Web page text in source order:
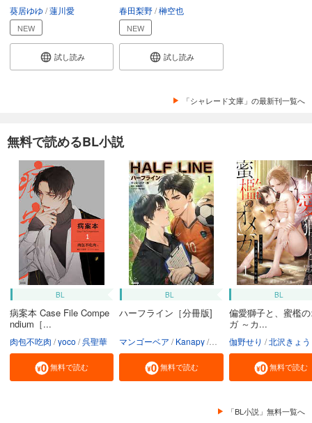
葵居ゆゆ 蓮川愛
NEW
試し読み
春田梨野 榊空也
NEW
試し読み
「シャレード文庫」の最新刊一覧へ
無料で読めるBL小説
BL
病案本 Case File Compe
ndium［...
肉包不吃肉 yoco 呉聖華
無料で読む
BL
ハーフライン［分冊版]
マンゴーベア Kanapy 加藤智子
無料で読む
BL
偏愛獅子と、蜜檻
ガ ～カ...
伽野せり 北沢きょう
無料で読む
「BL小説」無料一覧へ